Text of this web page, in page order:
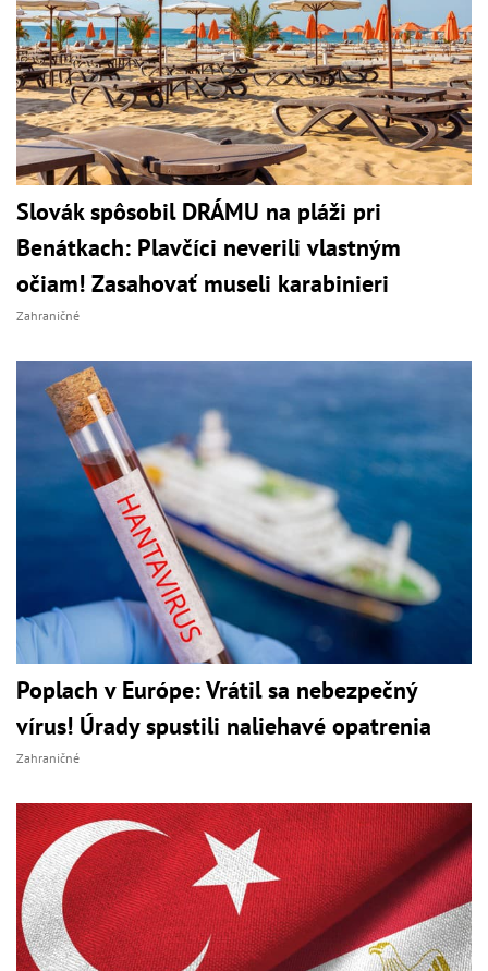
Slovák spôsobil DRÁMU na pláži pri
Benátkach: Plavčíci neverili vlastným
očiam! Zasahovať museli karabinieri
Zahraničné
Poplach v Európe: Vrátil sa nebezpečný
vírus! Úrady spustili naliehavé opatrenia
Zahraničné